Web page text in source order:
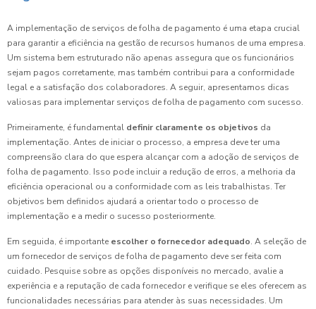
A implementação de serviços de folha de pagamento é uma etapa crucial
para garantir a eficiência na gestão de recursos humanos de uma empresa.
Um sistema bem estruturado não apenas assegura que os funcionários
sejam pagos corretamente, mas também contribui para a conformidade
legal e a satisfação dos colaboradores. A seguir, apresentamos dicas
valiosas para implementar serviços de folha de pagamento com sucesso.
Primeiramente, é fundamental definir claramente os objetivos da
implementação. Antes de iniciar o processo, a empresa deve ter uma
compreensão clara do que espera alcançar com a adoção de serviços de
folha de pagamento. Isso pode incluir a redução de erros, a melhoria da
eficiência operacional ou a conformidade com as leis trabalhistas. Ter
objetivos bem definidos ajudará a orientar todo o processo de
implementação e a medir o sucesso posteriormente.
Em seguida, é importante escolher o fornecedor adequado. A seleção de
um fornecedor de serviços de folha de pagamento deve ser feita com
cuidado. Pesquise sobre as opções disponíveis no mercado, avalie a
experiência e a reputação de cada fornecedor e verifique se eles oferecem as
funcionalidades necessárias para atender às suas necessidades. Um